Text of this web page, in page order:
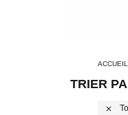
ACCUEIL
TRIER
close